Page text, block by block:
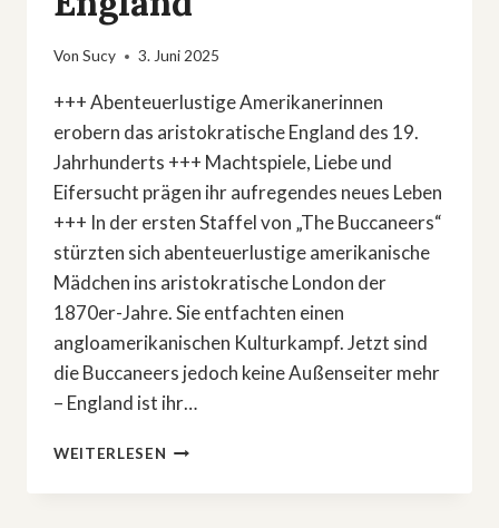
Von Sucy 3. Juni 2025
+++ Abenteuerlustige Amerikanerinnen
erobern das aristokratische England des 19.
Jahrhunderts +++ Machtspiele, Liebe und
Eifersucht prägen ihr aufregendes neues Leben
+++ In der ersten Staffel von „The Buccaneers“
stürzten sich abenteuerlustige amerikanische
Mädchen ins aristokratische London der
1870er-Jahre. Sie entfachten einen
angloamerikanischen Kulturkampf. Jetzt sind
die Buccaneers jedoch keine Außenseiter mehr
– England ist ihr…
WEITERLESEN »THE
STAFFEL